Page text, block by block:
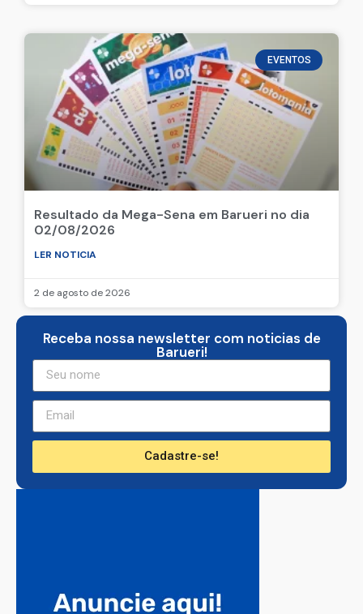
EVENTOS
Resultado da Mega-Sena em Barueri no dia
02/08/2026
LER NOTICIA
2 de agosto de 2026
Receba nossa newsletter com noticias de
Barueri!
Cadastre-se!